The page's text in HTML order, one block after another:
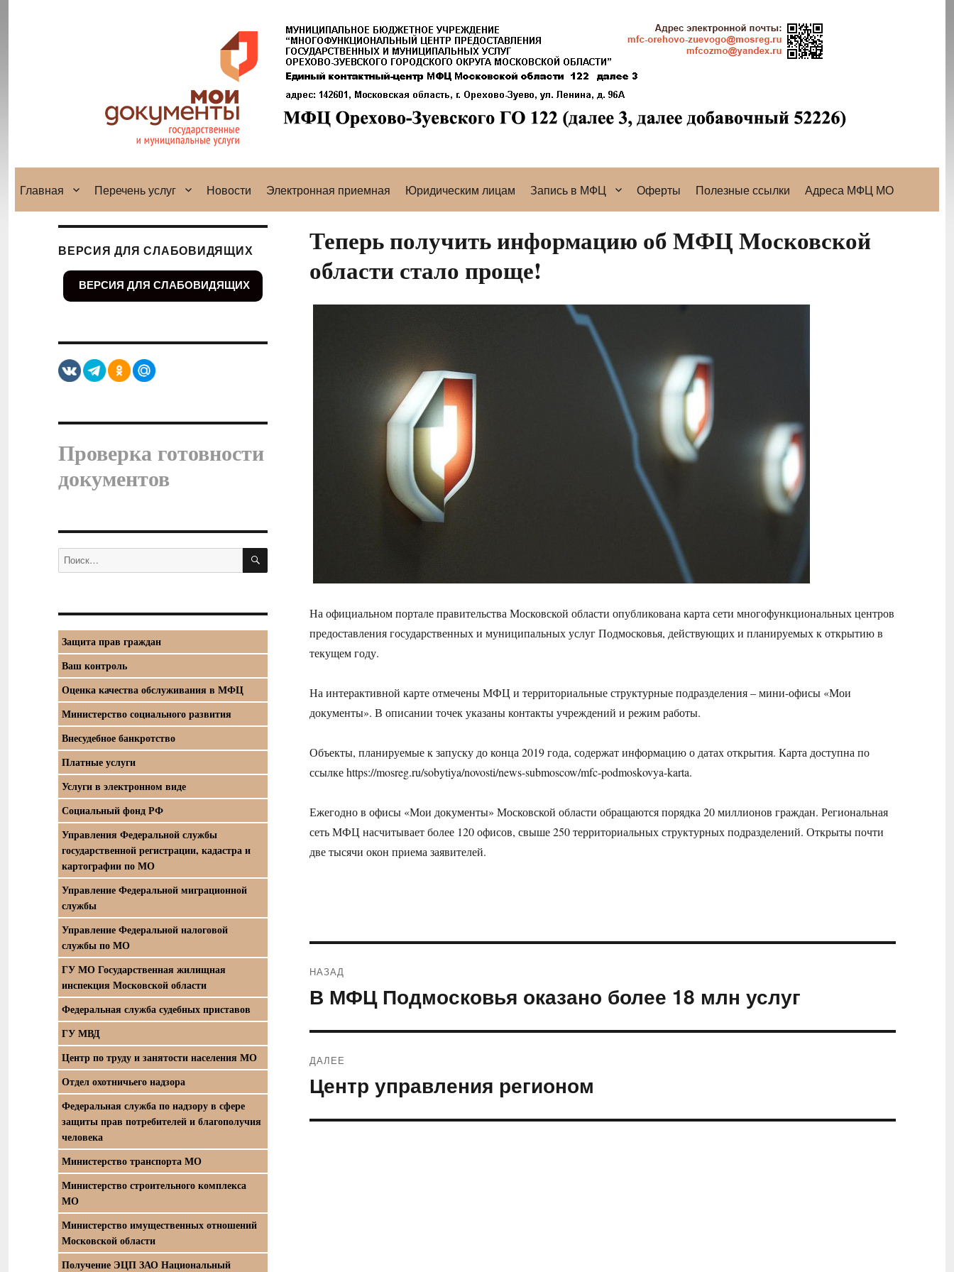
Главная Перечень услуг Новости Электронная приемная Юридическим лицам Запись в МФЦ Оферты Полезные ссылки Адреса МФЦ МО
Теперь получить информацию об МФЦ Московской
области стало проще!
На официальном портале правительства Московской области опубликована карта сети многофункциональных центров
предоставления государственных и муниципальных услуг Подмосковья, действующих и планируемых к открытию в
текущем году.
На интерактивной карте отмечены МФЦ и территориальные структурные подразделения – мини-офисы «Мои
документы». В описании точек указаны контакты учреждений и режим работы.
Объекты, планируемые к запуску до конца 2019 года, содержат информацию о датах открытия. Карта доступна по
ссылке https://mosreg.ru/sobytiya/novosti/news-submoscow/mfc-podmoskovya-karta.
Ежегодно в офисы «Мои документы» Московской области обращаются порядка 20 миллионов граждан. Региональная
сеть МФЦ насчитывает более 120 офисов, свыше 250 территориальных структурных подразделений. Открыты почти
две тысячи окон приема заявителей.
по
НАЗАД
Предыдущая
В МФЦ Подмосковья оказано более 18 млн услуг
ДАЛЕЕ
Следующая
запись:
Центр управления регионом
ВЕРСИЯ ДЛЯ СЛАБОВИДЯЩИХ
ВЕРСИЯ ДЛЯ СЛАБОВИДЯЩИХ
Проверка готовности
документов
Искать: ПОИСК
Защита прав граждан
Ваш контроль
Оценка качества обслуживания в МФЦ
Министерство социального развития
Внесудебное банкротство
Платные услуги
Услуги в электронном виде
Социальный фонд РФ
Управления Федеральной службы
государственной регистрации, кадастра и
картографии по МО
Управление Федеральной миграционной
службы
Управление Федеральной налоговой
службы по МО
ГУ МО Государственная жилищная
инспекция Московской области
Федеральная служба судебных приставов
ГУ МВД
Центр по труду и занятости населения МО
Отдел охотничьего надзора
Федеральная служба по надзору в сфере
защиты прав потребителей и благополучия
человека
Министерство транспорта МО
Министерство строительного комплекса
МО
Министерство имущественных отношений
Московской области
Получение ЭЦП ЗАО Национальный